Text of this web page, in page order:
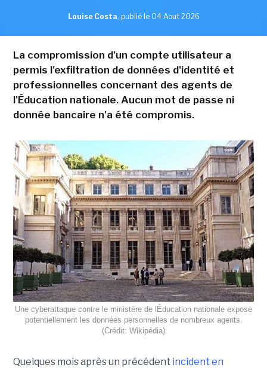
Louise Costa, publié le 04 Aout 2026
La compromission d'un compte utilisateur a
permis l'exfiltration de données d'identité et
professionnelles concernant des agents de
l'Éducation nationale. Aucun mot de passe ni
donnée bancaire n'a été compromis.
Une cyberattaque contre le ministère de lÉducation nationale expose
potentiellement les données personnelles de nombreux agents.
(Crédit: Wikipédia)
Quelques mois après un précédent incident en